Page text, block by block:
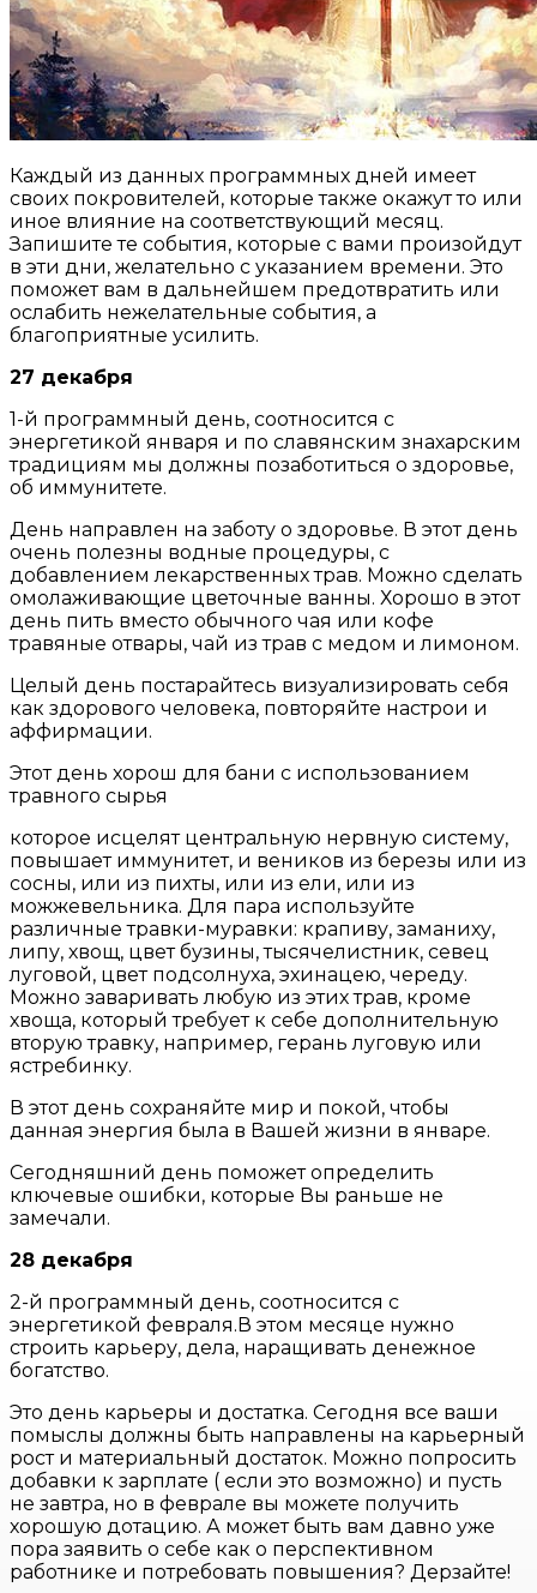
Каждый из данных программных дней имеет
своих покровителей, которые также окажут то или
иное влияние на соответствующий месяц.
Запишите те события, которые с вами произойдут
в эти дни, желательно с указанием времени. Это
поможет вам в дальнейшем предотвратить или
ослабить нежелательные события, а
благоприятные усилить.
27 декабря
1-й программный день, соотносится с
энергетикой января и по славянским знахарским
традициям мы должны позаботиться о здоровье,
об иммунитете.
День направлен на заботу о здоровье. В этот день
очень полезны водные процедуры, с
добавлением лекарственных трав. Можно сделать
омолаживающие цветочные ванны. Хорошо в этот
день пить вместо обычного чая или кофе
травяные отвары, чай из трав с медом и лимоном.
Целый день постарайтесь визуализировать себя
как здорового человека, повторяйте настрои и
аффирмации.
Этот день хорош для бани с использованием
травного сырья
которое исцелят центральную нервную систему,
повышает иммунитет, и веников из березы или из
сосны, или из пихты, или из ели, или из
можжевельника. Для пара используйте
различные травки-муравки: крапиву, заманиху,
липу, хвощ, цвет бузины, тысячелистник, севец
луговой, цвет подсолнуха, эхинацею, череду.
Можно заваривать любую из этих трав, кроме
хвоща, который требует к себе дополнительную
вторую травку, например, герань луговую или
ястребинку.
В этот день сохраняйте мир и покой, чтобы
данная энергия была в Вашей жизни в январе.
Сегодняшний день поможет определить
ключевые ошибки, которые Вы раньше не
замечали.
28 декабря
2-й программный день, соотносится с
энергетикой февраля.В этом месяце нужно
строить карьеру, дела, наращивать денежное
богатство.
Это день карьеры и достатка. Сегодня все ваши
помыслы должны быть направлены на карьерный
рост и материальный достаток. Можно попросить
добавки к зарплате ( если это возможно) и пусть
не завтра, но в феврале вы можете получить
хорошую дотацию. А может быть вам давно уже
пора заявить о себе как о перспективном
работнике и потребовать повышения? Дерзайте!